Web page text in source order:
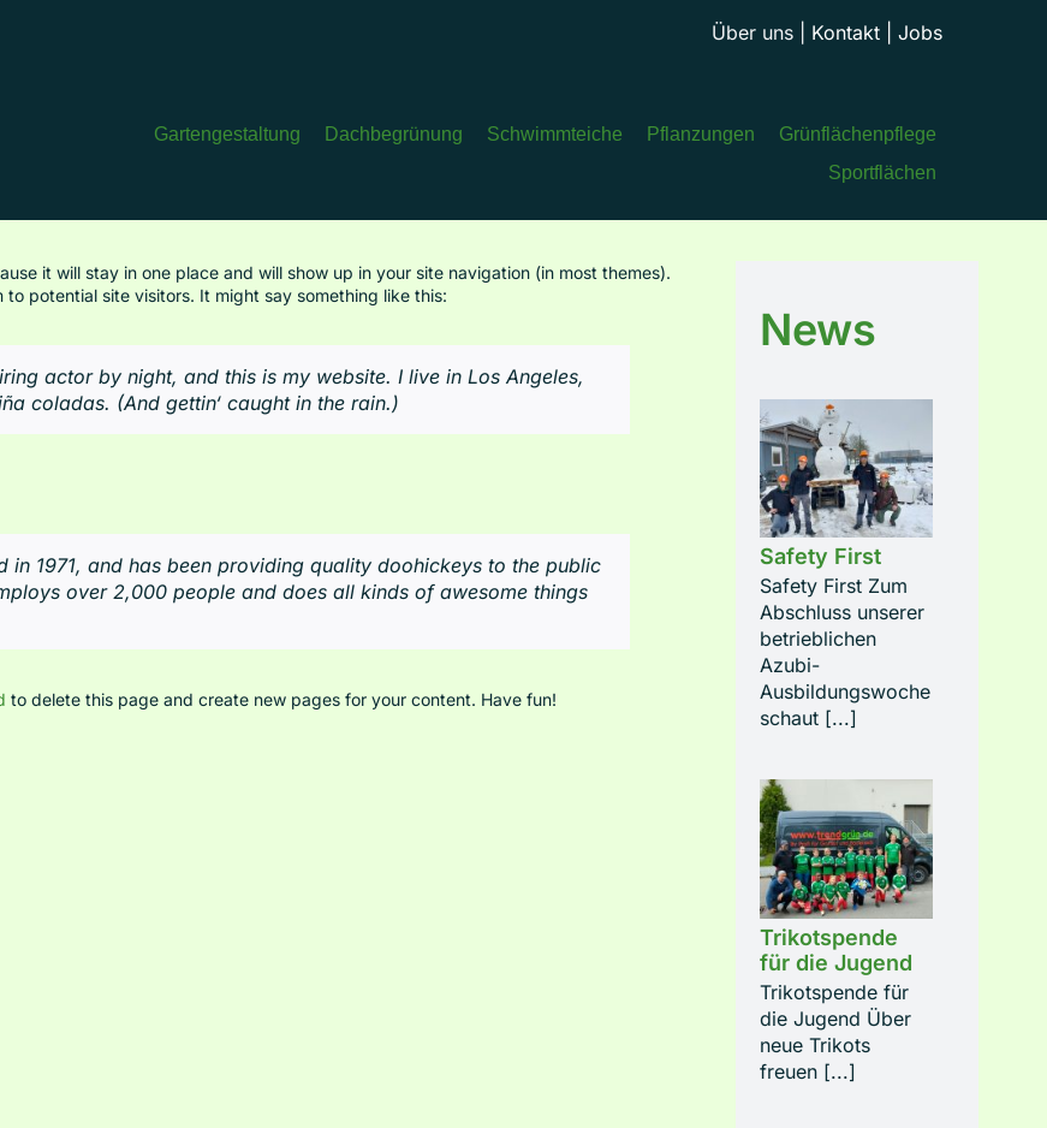
Über uns Kontakt |Jobs
Gartengestaltung Dachbegrünung Schwimmteiche Pflanzungen
Grünflächenpflege
Sportflächen
it will stay in one place and will show up in your site navigation (in most themes).
potential site visitors. It might say something like this:
actor by night, and this is my website. I live in Los Angeles,
coladas. (And gettin‘ caught in the rain.)
in 1971, and has been providing quality doohickeys to the public
over 2,000 people and does all kinds of awesome things
to delete this page and create new pages for your content. Have fun!
News
Safety First
Safety First Zum
Abschluss unserer
betrieblichen
Azubi-
Ausbildungswoche
schaut [...]
Trikotspende
für die Jugend
Trikotspende für
die Jugend Über
neue Trikots
freuen [...]